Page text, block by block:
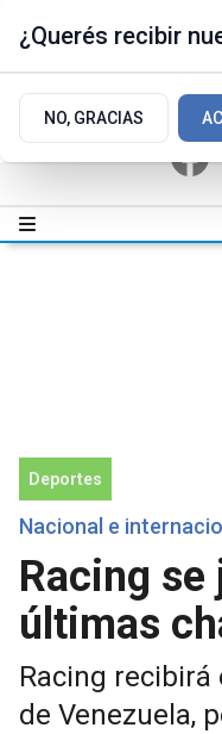
Deportes
Nacional e
Racing se
últimas
Racing recibirá
de Venezuela,
¿Querés recibir
NO, GRACIAS